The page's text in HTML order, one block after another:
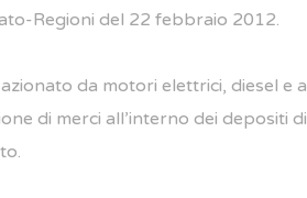
Regioni del 22 febbraio 2012.
da motori elettrici, diesel e a
di merci all’interno dei depositi di